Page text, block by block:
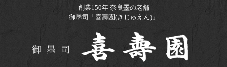
創業150年 奈良墨の老舗
御墨司「喜壽園(きじゅえん)」